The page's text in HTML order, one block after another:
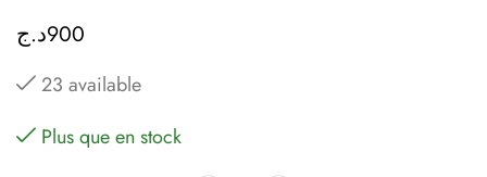
900د.ج
23 available
Plus que en stock